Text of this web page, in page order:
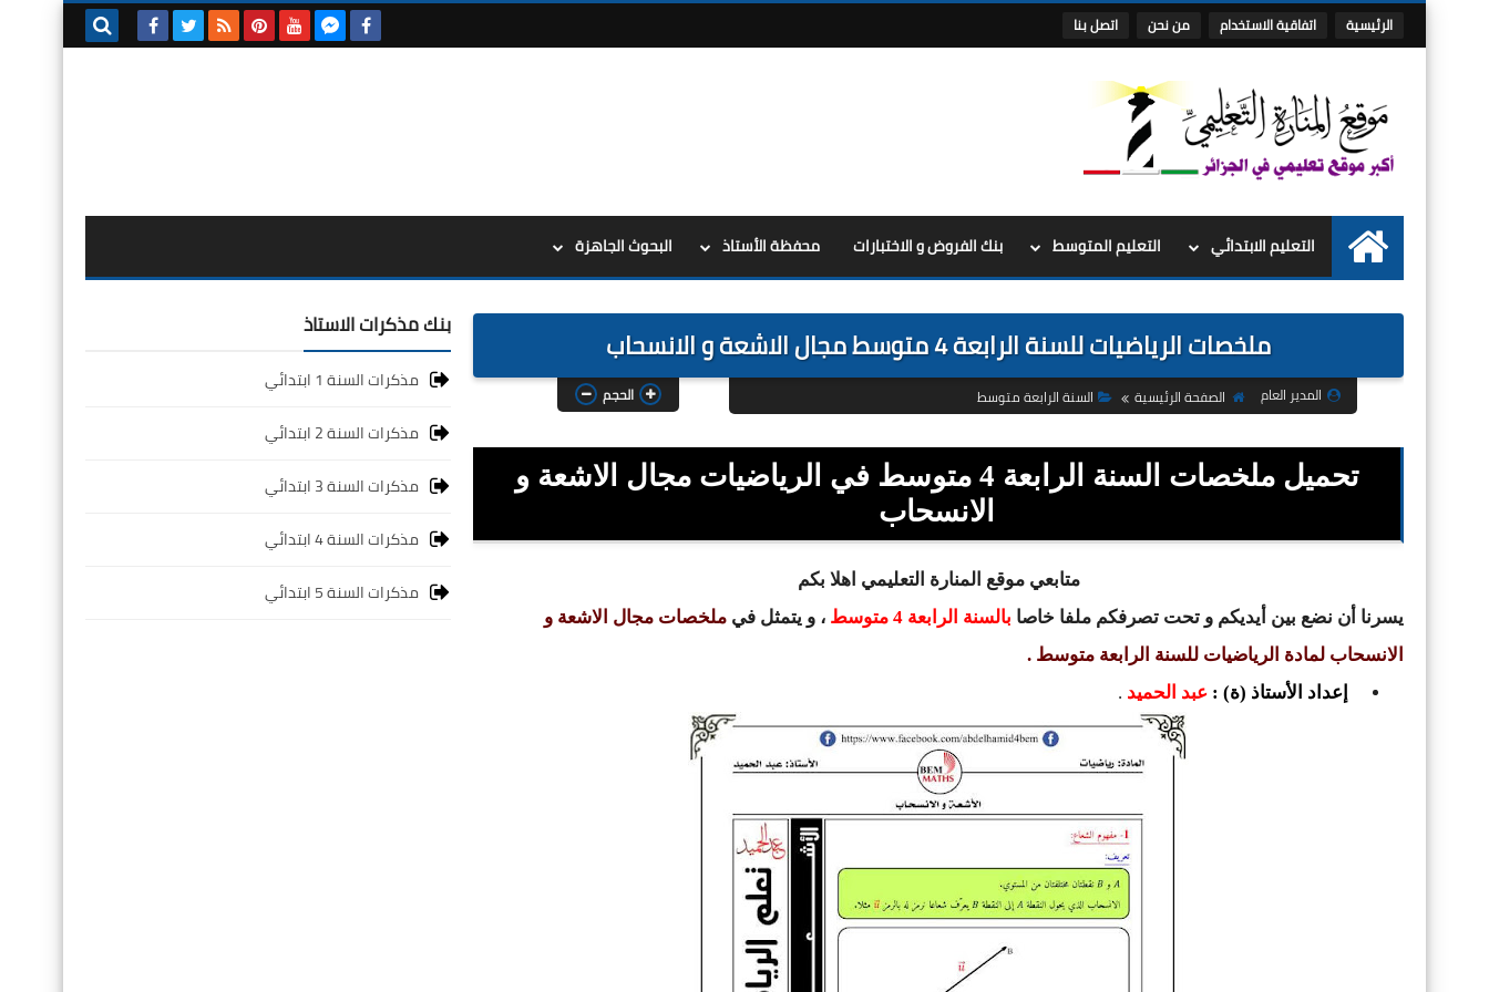
الرئيسية اتفاقية الاستخدام من نحن اتصل بنا
الرئيسية
التعليم الابتدائي التعليم المتوسط بنك الفروض و الاختبارات محفظة الأستاذ البحوث الجاهزة
ملخصات الرياضيات للسنة الرابعة 4 متوسط مجال الاشعة و الانسحاب
المدير العام الصفحة الرئيسية السنة الرابعة متوسط الحجم
تحميل ملخصات السنة الرابعة 4 متوسط في الرياضيات مجال الاشعة و
الانسحاب
متابعي موقع المنارة التعليمي اهلا بكم
يسرنا أن نضع بين أيديكم و تحت تصرفكم ملفا خاصا بالسنة الرابعة 4 متوسط ، و يتمثل في ملخصات مجال الاشعة و
الانسحاب لمادة الرياضيات للسنة الرابعة متوسط .
إعداد الأستاذ (ة) : عبد الحميد .
بنك مذكرات الاستاذ
مذكرات السنة 1 ابتدائي
مذكرات السنة 2 ابتدائي
مذكرات السنة 3 ابتدائي
مذكرات السنة 4 ابتدائي
مذكرات السنة 5 ابتدائي